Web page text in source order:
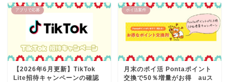
アプリで応募
【2026年6月更新】TikTok
Lite招待キャンペーンの確認
ポイ活案件
月末のポイ活 Pontaポイント
交換で50％増量がお得 auス